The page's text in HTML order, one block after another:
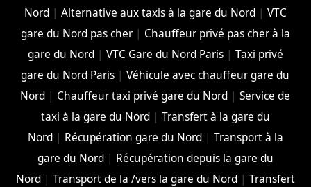
Nord| Alternative aux taxis à la gare du Nord| VTC
gare du Nord pas cher| Chauffeur privé pas cher à la
gare du Nord| VTC Gare du Nord Paris| Taxi privé
gare du Nord Paris |Véhicule avec chauffeur gare du
Nord | Chauffeur taxi privé gare du Nord |Service de
taxi à la gare du Nord| Transfert à la gare du
Nord| Récupération gare du Nord| Transport à la
gare du Nord| Récupération depuis la gare du
Nord| Transport de la /vers la gare du Nord| Transfert